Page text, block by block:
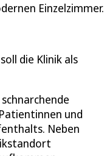
Einzelzimmer.
die Klinik als
und
Neben